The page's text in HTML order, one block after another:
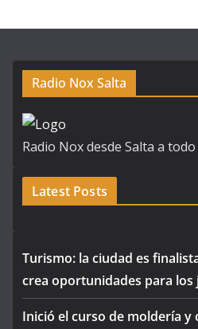
Radio Nox Salta
Radio Nox desde Salta a
Latest Posts
Turismo: la ciudad es
crea oportunidades para los
Inició el curso de moldería y